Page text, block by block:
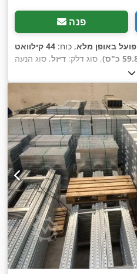
פנה
פועל באופן מלא, כוח:
44 קילוואט
, סוג דלק: דיזל